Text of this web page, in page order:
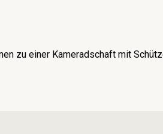
zu einer Kameradschaft mit